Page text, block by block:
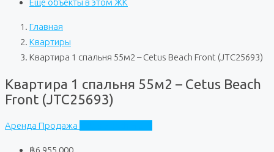
Еще объекты в этом ЖК
Главная
Квартиры
Квартира 1 спальня 55м2 – Cetus Beach Front (JTC25693)
Квартира 1 спальня 55м2 – Cetus Beach
Front (JTC25693)
Аренда Продажа